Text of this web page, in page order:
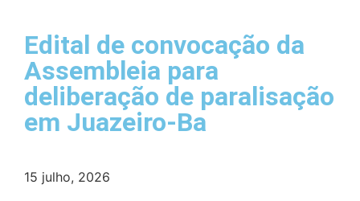
Edital de convocação da
Assembleia para
deliberação de paralisação
em Juazeiro-Ba
15 julho, 2026